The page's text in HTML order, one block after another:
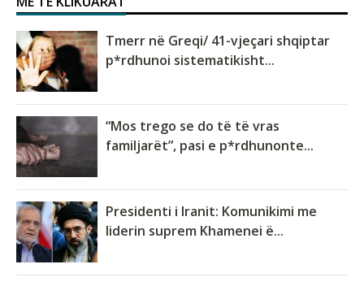
Tmerr në Greqi/ 41-vjeçari shqiptar
p*rdhunoi sistematikisht...
“Mos trego se do të të vras
familjarët”, pasi e p*rdhunonte...
Presidenti i Iranit: Komunikimi me
liderin suprem Khamenei ë...